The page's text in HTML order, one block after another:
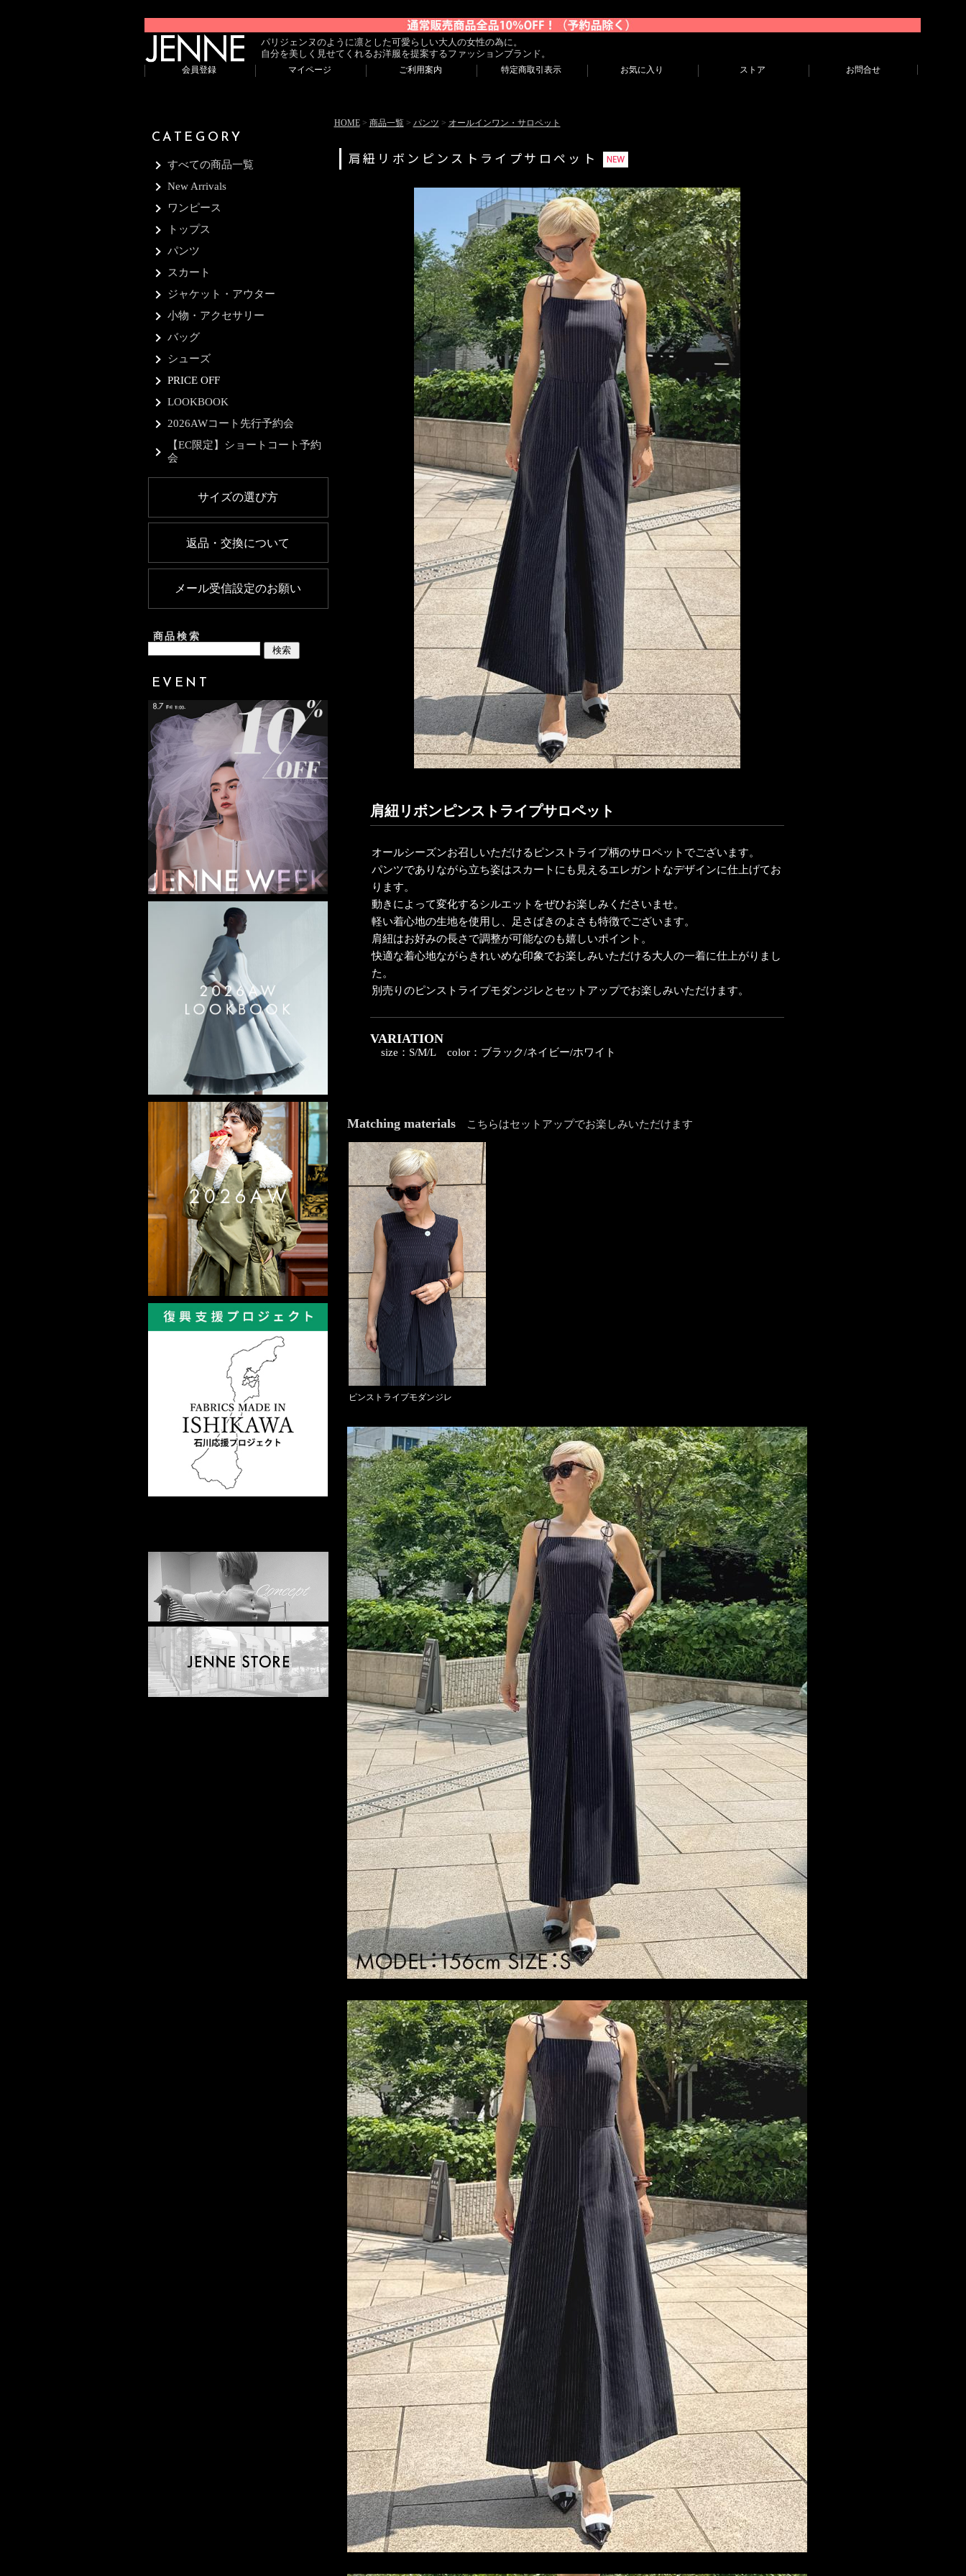
パリジェンヌのように凛とした可愛らしい大人の女性の為に。
自分を美しく見せてくれるお洋服を提案するファッションブランド。
会員登録 マイページ ご利用案内 特定商取引表示 お気に入り ストア お問合せ
CATEGORY
すべての商品一覧
New Arrivals
ワンピース
トップス
パンツ
スカート
ジャケット・アウター
小物・アクセサリー
バッグ
シューズ
PRICE OFF
LOOKBOOK
2026AWコート先行予約会
【EC限定】ショートコート予約
会
サイズの選び方
返品・交換について
メール受信設定のお願い
商品検索
EVENT
HOME> 商品一覧> パンツ > オールインワン・サロペット
肩紐リボンピンストライプサロペット
肩紐リボンピンストライプサロペット
オールシーズンお召しいただけるピンストライプ柄のサロペットでございます。
パンツでありながら立ち姿はスカートにも見えるエレガントなデザインに仕上げてお
ります。
動きによって変化するシルエットをぜひお楽しみくださいませ。
軽い着心地の生地を使用し、足さばきのよさも特徴でございます。
肩紐はお好みの長さで調整が可能なのも嬉しいポイント。
快適な着心地ながらきれいめな印象でお楽しみいただける大人の一着に仕上がりまし
た。
別売りのピンストライプモダンジレとセットアップでお楽しみいただけます。
VARIATION
size：S/M/L color：ブラック/ネイビー/ホワイト
Matching materials こちらはセットアップでお楽しみいただけます
ピンストライプモダンジレ